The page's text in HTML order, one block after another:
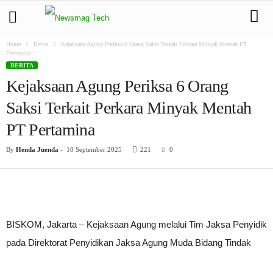
Home Berita
Kejaksaan Agung Periksa 6 Orang Saksi Terkait Perkara Minyak Mentah PT
Pertamina
BERITA
Kejaksaan Agung Periksa 6 Orang
Saksi Terkait Perkara Minyak Mentah
PT Pertamina
By Henda Juenda - 10 September 2025 221 0
BISKOM, Jakarta – Kejaksaan Agung melalui Tim Jaksa Penyidik
pada Direktorat Penyidikan Jaksa Agung Muda Bidang Tindak